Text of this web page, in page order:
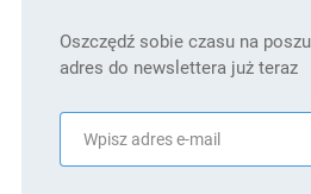
Oszczędź sobie czasu na
adres do newslettera już teraz